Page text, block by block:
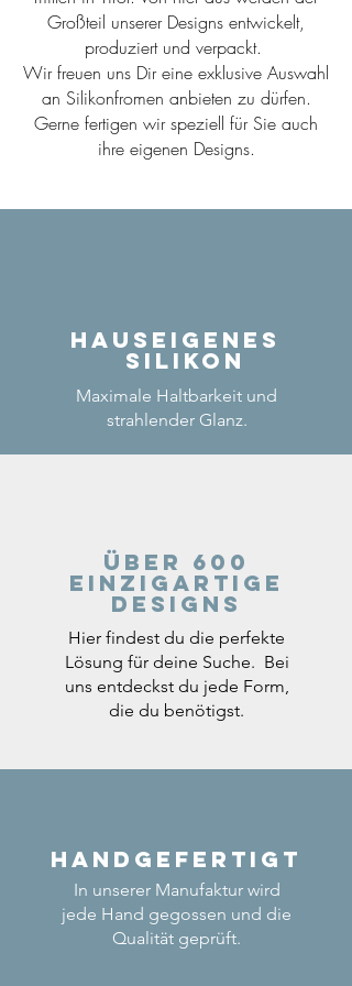
Großteil unserer Designs entwickelt,
produziert und verpackt.
Wir freuen uns Dir eine exklusive Auswahl
an Silikonfromen anbieten zu dürfen.
Gerne fertigen wir speziell für Sie auch
ihre eigenen Designs.
Hauseigenes
Silikon
Maximale Haltbarkeit und
strahlender Glanz.
Über 600
einzigartige
Designs
Hier findest du die perfekte
Lösung für deine Suche. Bei
uns entdeckst du jede Form,
die du benötigst.
Handgefertigt
In unserer Manufaktur wird
jede Hand gegossen und die
Qualität geprüft.